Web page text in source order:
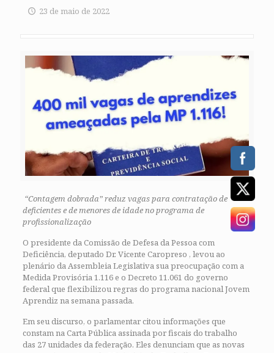
23 de maio de 2022
“Contagem dobrada” reduz vagas para contratação de
deficientes e de menores de idade no programa de
profissionalização
O presidente da Comissão de Defesa da Pessoa com
Deficiência, deputado Dr. Vicente Caropreso , levou ao
plenário da Assembleia Legislativa sua preocupação com a
Medida Provisória 1.116 e o Decreto 11.061 do governo
federal que flexibilizou regras do programa nacional Jovem
Aprendiz na semana passada.
Em seu discurso, o parlamentar citou informações que
constam na Carta Pública assinada por fiscais do trabalho
das 27 unidades da federação. Eles denunciam que as novas